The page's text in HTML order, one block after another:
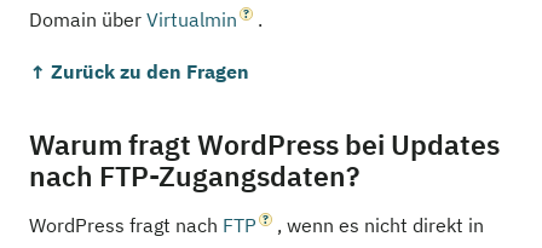
Domain über Virtualmin .
↑ Zurück zu den Fragen
Warum fragt WordPress bei Updates
nach FTP-Zugangsdaten?
WordPress fragt nach FTP
, wenn es nicht direkt in